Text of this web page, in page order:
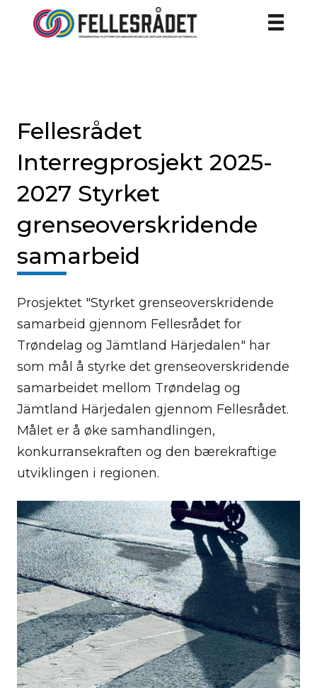
Fellesrådet
Interregprosjekt 2025-
2027 Styrket
grenseoverskridende
samarbeid
Prosjektet "Styrket grenseoverskridende
samarbeid gjennom Fellesrådet for
Trøndelag og Jämtland Härjedalen" har
som mål å styrke det grenseoverskridende
samarbeidet mellom Trøndelag og
Jämtland Härjedalen gjennom Fellesrådet.
Målet er å øke samhandlingen,
konkurransekraften og den bærekraftige
utviklingen i regionen.